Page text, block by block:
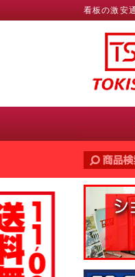
看板の激安
価格
10,000
30,000
サイ
A3以下